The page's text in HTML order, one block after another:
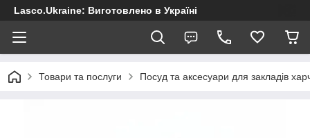
Lasco.Ukraine: Виготовлено в Україні
Товари та послуги Посуд та аксесуари для закладів